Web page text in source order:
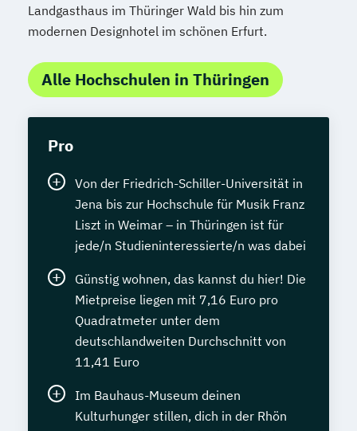
Landgasthaus im Thüringer Wald bis hin zum
modernen Designhotel im schönen Erfurt.
Alle Hochschulen in Thüringen
Pro
Von der Friedrich-Schiller-Universität in
Jena bis zur Hochschule für Musik Franz
Liszt in Weimar – in Thüringen ist für
jede/n Studieninteressierte/n was dabei
Günstig wohnen, das kannst du hier! Die
Mietpreise liegen mit 7,16 Euro pro
Quadratmeter unter dem
deutschlandweiten Durchschnitt von
11,41 Euro
Im Bauhaus-Museum deinen
Kulturhunger stillen, dich in der Rhön